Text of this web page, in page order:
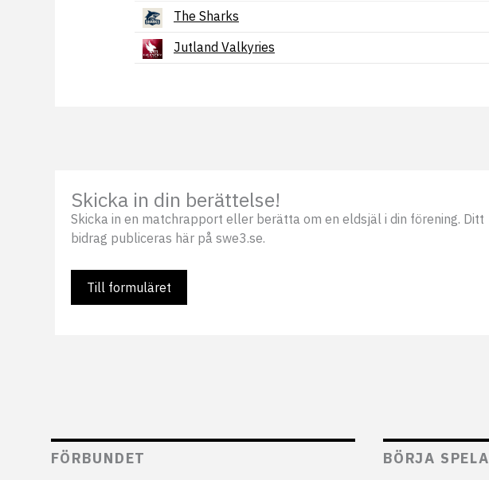
The Sharks
Jutland Valkyries
Skicka in din berättelse!
Skicka in en matchrapport eller berätta om en eldsjäl i din förening. Ditt
bidrag publiceras här på swe3.se.
Till formuläret
FÖRBUNDET BÖRJA SPELA